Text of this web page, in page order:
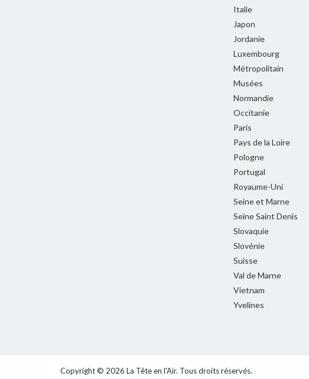
Italie
Japon
Jordanie
Luxembourg
Métropolitain
Musées
Normandie
Occitanie
Paris
Pays de la Loire
Pologne
Portugal
Royaume-Uni
Seine et Marne
Seine Saint Denis
Slovaquie
Slovénie
Suisse
Val de Marne
Vietnam
Yvelines
Copyright © 2026 La Tête en l'Air. Tous droits réservés.